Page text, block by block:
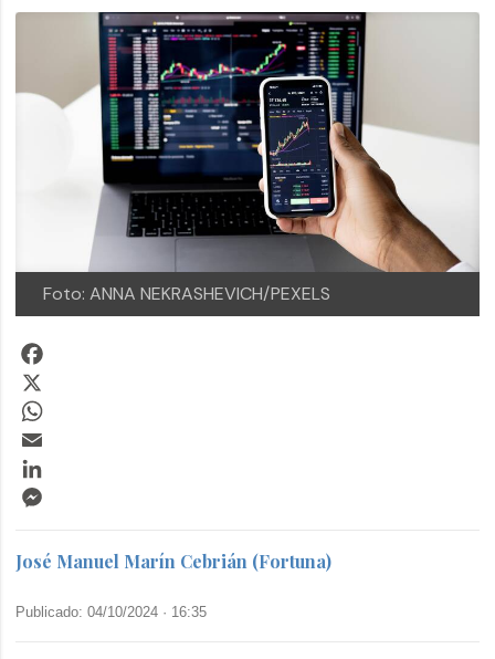
Foto: ANNA NEKRASHEVICH/PEXELS
José Manuel Marín Cebrián (Fortuna)
Publicado: 04/10/2024 · 16:35